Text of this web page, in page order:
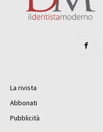
La rivista
Abbonati
Pubblicità